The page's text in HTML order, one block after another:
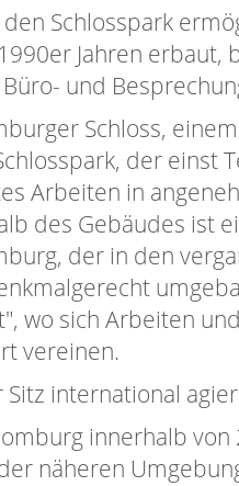
Schlosspark
Jahren erbaut,
und
Schloss,
der einst
Arbeiten in
des Gebäudes ist
der in den
wo sich Arbeiten
vereinen.
international
innerhalb von
näheren